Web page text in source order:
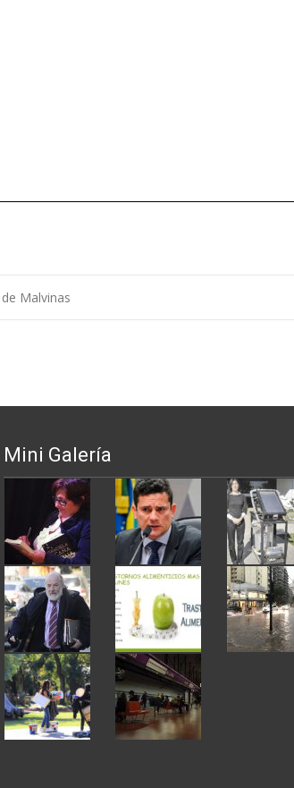
Malvinas
Mini Galería